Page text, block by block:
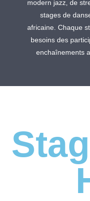
modern jazz, de
stages de
africaine. Chaque
besoins des
enchaînements